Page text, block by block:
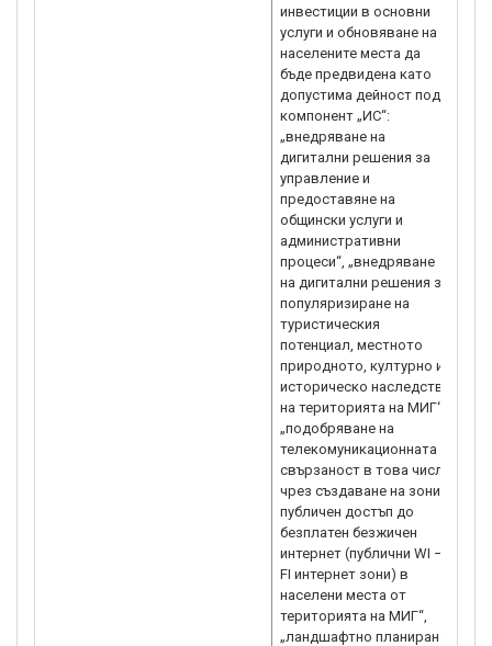
инвестиции в основни
услуги и обновяване на
населените места да
бъде предвидена като
допустима дейност под
компонент „ИС“:
„внедряване на
дигитални решения за
управление и
предоставяне на
общински услуги и
административни
процеси“, „внедряване
на дигитални решения за
популяризиране на
туристическия
потенциал, местното
природното, културно и
историческо наследство
на територията на МИГ“,
„подобряване на
телекомуникационната
свързаност в това число
чрез създаване на зони с
публичен достъп до
безплатен безжичен
интернет (публични WI –
FI интернет зони) в
населени места от
територията на МИГ“,
„ландшафтно планиране